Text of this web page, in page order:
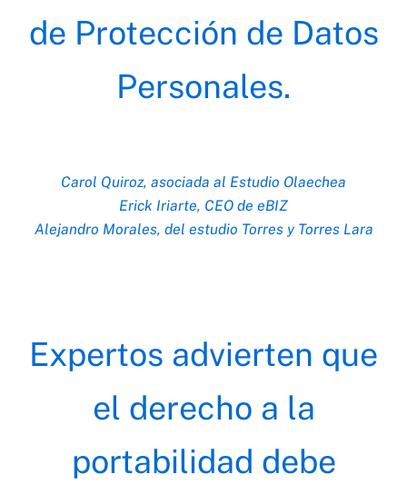
de Protección de Datos
Personales.
Carol Quiroz, asociada al Estudio Olaechea
Erick Iriarte, CEO de eBIZ
Alejandro Morales, del estudio Torres y Torres Lara
Expertos advierten que
el derecho a la
portabilidad debe